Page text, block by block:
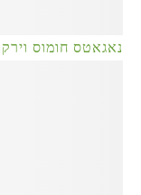
נאגאטס חומוס